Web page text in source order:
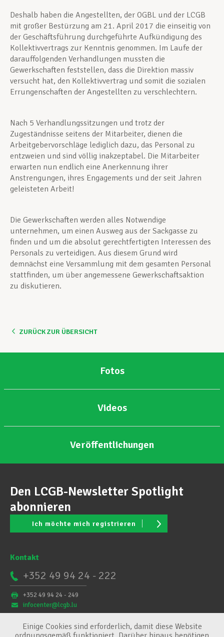
Deshalb haben die Angestellten, der OGBL und der LCGB
mit großer Bestürzung am 21. April 2017 die einseitig von
der Geschäftsführung durchgeführte Aufkündigung des
Kollektivvertrags zur Kenntnis genommen. Im Laufe der
darauffolgenden Verhandlungen mussten die
Gewerkschaften feststellen, dass die Direktion massiv
versucht hat, den Kollektivvertrag und somit die sozialen
Errungenschaften der Angestellten zu verschlechtern.
Nach 5 Verhandlungssitzungen und trotz der
Zugeständnisse seitens der Mitarbeiter, dienen die
Arbeitgebervorschläge lediglich dazu, das Personal zu
entzweien und sind völlig inakzeptabel. Die Mitarbeiter
erwarten nun endlich eine Anerkennung ihrer
Anstrengungen, ihres Engagements und der seit Jahren
geleisteten Arbeit!
Die Gewerkschaften werden alles Notwendige
unternehmen, um einen Ausweg aus der Sackgasse zu
finden und um die absolut gerechtfertigten Interessen des
Personals zu verteidigen. Aus diesem Grund wird
demnächst eine Versammlung mit dem gesamten Personal
stattfinden, um über angemessene Gewerkschaftsaktion
zu diskutieren.
ZURÜCK ZUR ÜBERSICHT
Fotos
Videos
Veröffentlichungen
Den LCGB-Newsletter Spotlight
abonnieren
Ich möchte mich registrieren
Kontakt
+352 49 94 24 - 222
+352 49 94 24 - 249
infocenter@lcgb.lu
Einige Cookies sind erforderlich, damit diese Website